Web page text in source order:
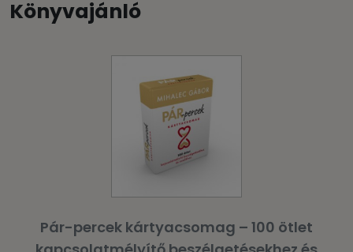
Könyvajánló
Pár-percek kártyacsomag – 100 ötlet